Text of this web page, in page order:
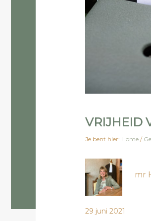
VRIJHEID
Je bent hier: Home /
mr
29 juni 2021